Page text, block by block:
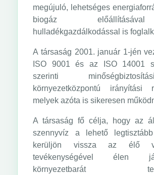
megújuló, lehetséges
biogáz
hulladékgazdálkodással is
A társaság 2001. január 1-jén
ISO 9001 és az ISO 14001
szerinti
környezetközpontú irányítási
melyek azóta is sikeresen
A társaság fő célja, hogy az
szennyvíz a lehető
kerüljön vissza az élő
tevékenységével élen
környezetbarát